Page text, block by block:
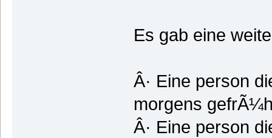
Es gab eine
Â· Eine person
morgens
Â· Eine person